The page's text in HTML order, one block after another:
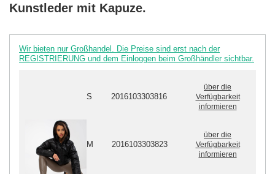
Kunstleder mit Kapuze.
Wir bieten nur Großhandel. Die Preise sind erst nach der
REGISTRIERUNG und dem Einloggen beim Großhändler sichtbar.
S 2016103303816
über die
Verfügbarkeit
informieren
M 2016103303823
über die
Verfügbarkeit
informieren